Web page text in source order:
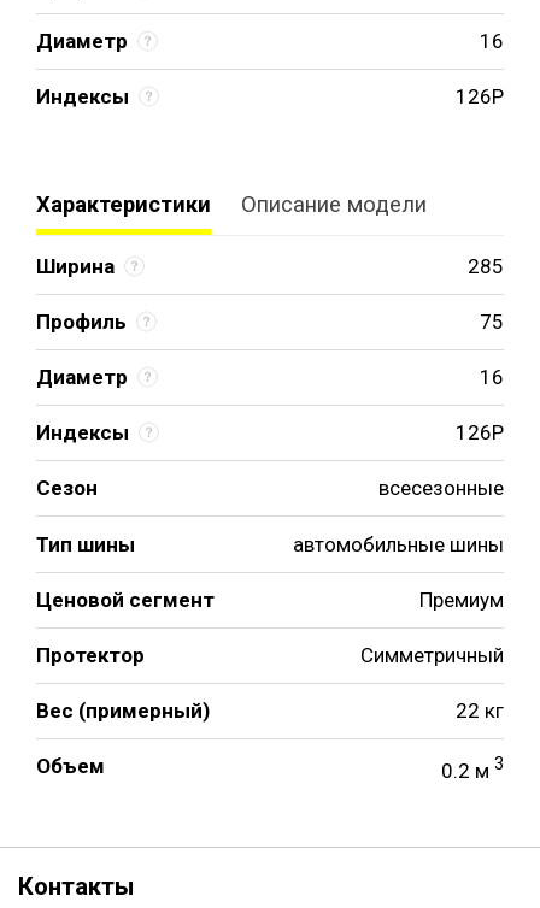
Диаметр 16
Индексы 126P
Характеристики Описание модели
Ширина 285
Профиль 75
Диаметр 16
Индексы 126P
Сезон всесезонные
Тип шины автомобильные шины
Ценовой сегмент Премиум
Протектор Симметричный
Вес (примерный) 22 кг
Объем 0.2 м 3
Контакты